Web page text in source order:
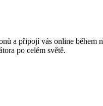
a připojí vás online
po celém světě.